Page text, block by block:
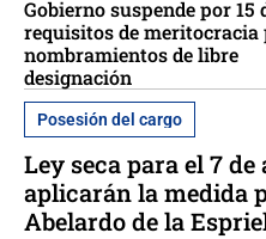
Gobierno suspende por 15
requisitos de meritocracia
nombramientos de libre
designación
Posesión del cargo
Ley seca para el 7
aplicarán la medida
Abelardo de la